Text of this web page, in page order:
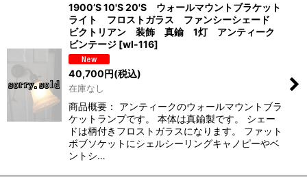
1900’S 10'S 20'S ウォールマウントブラケット
ライト フロストガラス ファンシーシェード
ビクトリアン 装飾 真鍮 1灯 アンティーク
ビンテージ [wl-116]
40,700円(税込)
在庫なし
商品概要： アンティークのウォールマウントブラ
ケットランプです。 本体は真鍮製です。 シェー
ドは柄付きフロストガラスになります。 ファット
ボブソケットにシェルシーリングキャノピーやベ
ントシ…